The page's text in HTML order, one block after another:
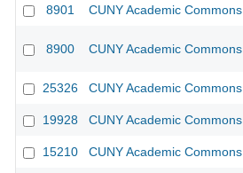
8901 CUNY Academic Commons
8900 CUNY Academic Commons
25326 CUNY Academic Commons
19928 CUNY Academic Commons
15210 CUNY Academic Commons